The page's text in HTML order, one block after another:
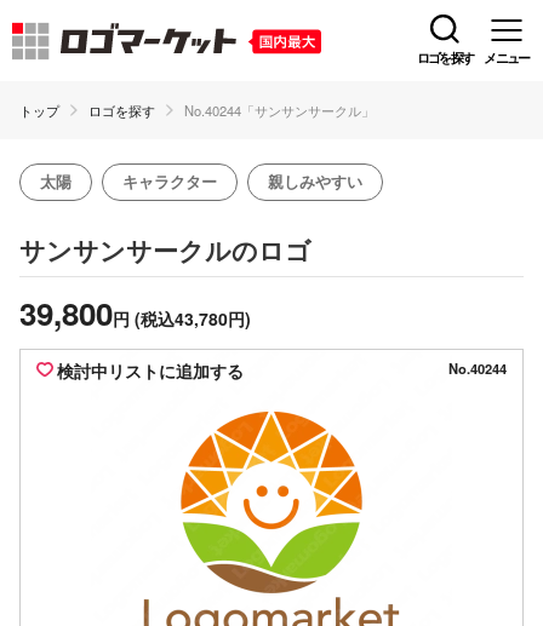
ロゴを探す メニュー
トップ ロゴを探す No.40244「サンサンサークル」
太陽 キャラクター 親しみやすい
サンサンサークルのロゴ
39,800円 (税込43,780円)
検討中リストに追加する No.40244